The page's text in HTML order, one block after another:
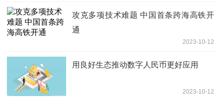
攻克多项技术难题 中国首条跨海高铁开
通
2023-10-12
用良好生态推动数字人民币更好应用
2023-10-12